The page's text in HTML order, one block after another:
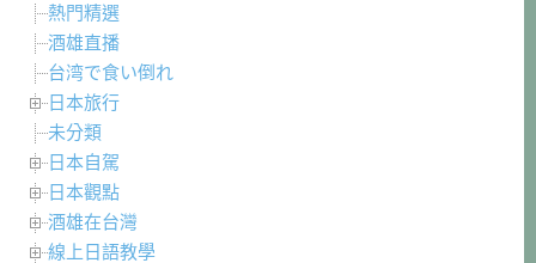
熱門精選
酒雄直播
台湾で食い倒れ
日本旅行
未分類
日本自駕
日本觀點
酒雄在台灣
線上日語教學